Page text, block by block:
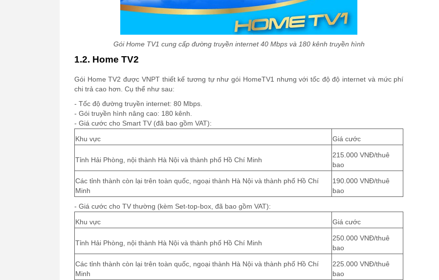
Gói Home TV1 cung cấp đường truyền internet 40 Mbps và 180 kênh truyền hình
1.2. Home TV2
Gói Home TV2 được VNPT thiết kế tương tự như gói HomeTV1 nhưng với tốc độ độ internet và mức phí
chi trả cao hơn. Cụ thể như sau:
- Tốc độ đường truyền internet: 80 Mbps.
- Gói truyền hình nâng cao: 180 kênh.
- Giá cước cho Smart TV (đã bao gồm VAT):
Khu vực Giá cước
Tỉnh Hải Phòng, nội thành Hà Nội và thành phố Hồ Chí Minh
215.000 VNĐ/thuê
bao
Các tỉnh thành còn lại trên toàn quốc, ngoại thành Hà Nội và thành phố Hồ Chí
Minh
190.000 VNĐ/thuê
bao
- Giá cước cho TV thường (kèm Set-top-box, đã bao gồm VAT):
Khu vực Giá cước
Tỉnh Hải Phòng, nội thành Hà Nội và thành phố Hồ Chí Minh
250.000 VNĐ/thuê
bao
Các tỉnh thành còn lại trên toàn quốc, ngoại thành Hà Nội và thành phố Hồ Chí
Minh
225.000 VNĐ/thuê
bao